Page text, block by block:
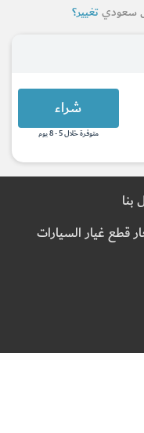
سعوديتغيير؟
شراء
متوفرة خلال 5 - 8 يوم
بنا
قطع غيار السيارات